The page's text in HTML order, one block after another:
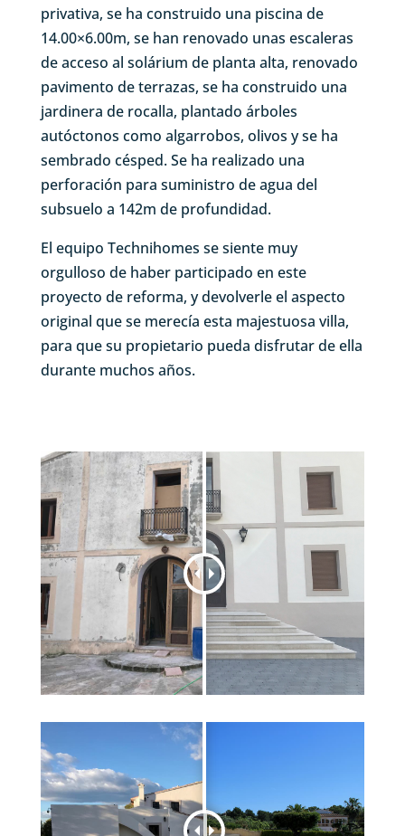
privativa, se ha construido una piscina de
14.00×6.00m, se han renovado unas escaleras
de acceso al solárium de planta alta, renovado
pavimento de terrazas, se ha construido una
jardinera de rocalla, plantado árboles
autóctonos como algarrobos, olivos y se ha
sembrado césped. Se ha realizado una
perforación para suministro de agua del
subsuelo a 142m de profundidad.
El equipo Technihomes se siente muy
orgulloso de haber participado en este
proyecto de reforma, y devolverle el aspecto
original que se merecía esta majestuosa villa,
para que su propietario pueda disfrutar de ella
durante muchos años.